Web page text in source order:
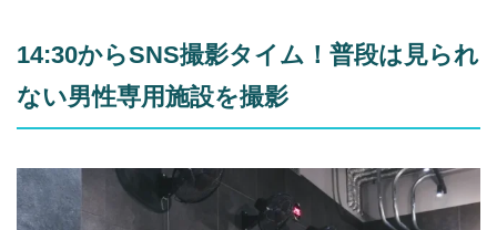
14:30からSNS撮影タイム！普段は見られ
ない男性専用施設を撮影